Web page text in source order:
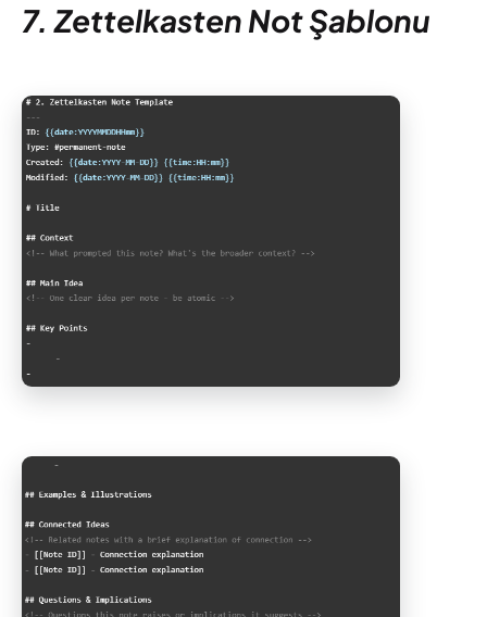
7. Zettelkasten Not Şablonu